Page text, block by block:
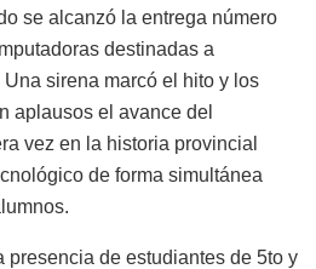
se alcanzó la entrega número
destinadas a
sirena marcó el hito y los
aplausos el avance del
vez en la historia provincial
de forma simultánea
presencia de estudiantes de 5to y